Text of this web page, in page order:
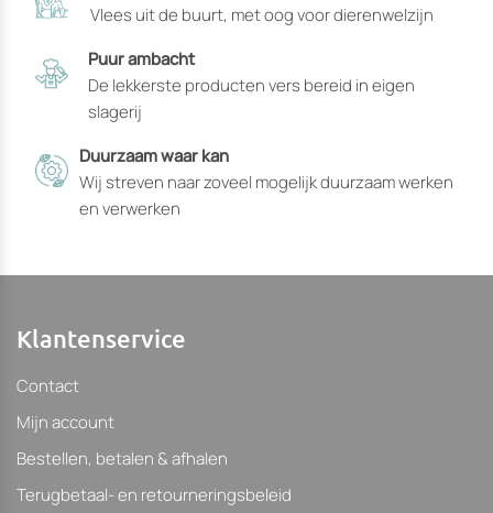
de
productpagina
gekozen
de
kunnen
Vlees uit de buurt, met oog voor dierenwelzijn
Puur ambacht
De lekkerste producten vers bereid in eigen
slagerij
Duurzaam waar kan
Wij streven naar zoveel mogelijk duurzaam werken
en verwerken
Klantenservice
Contact
Mijn account
Bestellen, betalen & afhalen
Terugbetaal- en retourneringsbeleid